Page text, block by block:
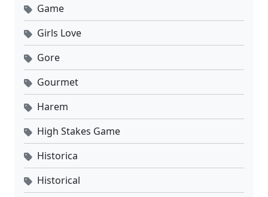
Game
Girls Love
Gore
Gourmet
Harem
High Stakes Game
Historica
Historical